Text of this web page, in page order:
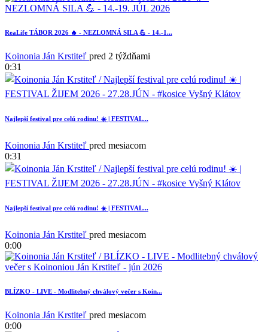
ReaLife TÁBOR 2026 🔥 - NEZLOMNÁ SILA 💪 - 14.-1...
Koinonia Ján Krstiteľ pred 2 týždňami
0:31
Najlepší festival pre celú rodinu! ☀️ | FESTIVAL...
Koinonia Ján Krstiteľ pred mesiacom
0:31
Najlepší festival pre celú rodinu! ☀️ | FESTIVAL...
Koinonia Ján Krstiteľ pred mesiacom
0:00
BLÍZKO - LIVE - Modlitebný chválový večer s Koin...
Koinonia Ján Krstiteľ pred mesiacom
0:00